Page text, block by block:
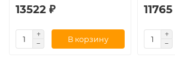
13522 ₽
В корзину